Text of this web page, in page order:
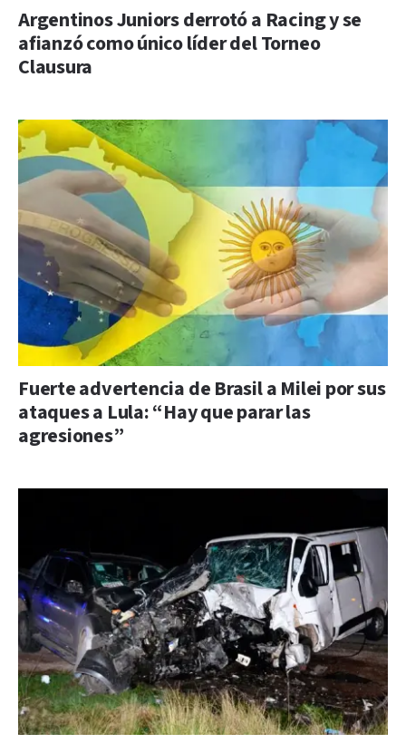
Argentinos Juniors derrotó a Racing y se
afianzó como único líder del Torneo
Clausura
Fuerte advertencia de Brasil a Milei por sus
ataques a Lula: “Hay que parar las
agresiones”